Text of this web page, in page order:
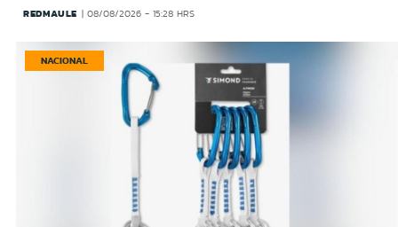
REDMAULE 08/08/2026 - 15:28 HRS
NACIONAL